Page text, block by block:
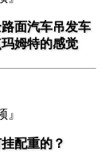
面汽车吊发车
姆特的感觉
』
配重的？